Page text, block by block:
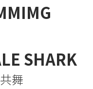
SHARK
舞